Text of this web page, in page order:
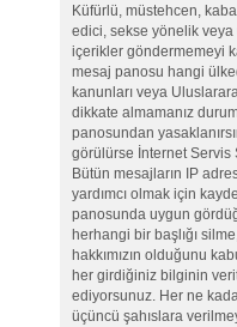
Küfürlü, müstehcen,
edici, sekse yönelik veya
içerikler göndermemeyi
mesaj panosu hangi
kanunları veya
dikkate almamanız
panosundan
görülürse İnternet Servis
Bütün mesajların IP
yardımcı olmak için
panosunda uygun
herhangi bir başlığı
hakkımızın olduğunu
her girdiğiniz bilginin
ediyorsunuz. Her ne
üçüncü şahıslara